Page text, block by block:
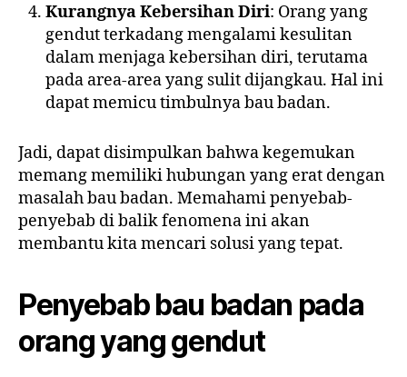
Kurangnya Kebersihan Diri: Orang yang
gendut terkadang mengalami kesulitan
dalam menjaga kebersihan diri, terutama
pada area-area yang sulit dijangkau. Hal ini
dapat memicu timbulnya bau badan.
Jadi, dapat disimpulkan bahwa kegemukan
memang memiliki hubungan yang erat dengan
masalah bau badan. Memahami penyebab-
penyebab di balik fenomena ini akan
membantu kita mencari solusi yang tepat.
Penyebab bau badan pada
orang yang gendut